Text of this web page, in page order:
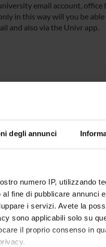
degli annunci
numero IP, utilizzando
fine di pubblicare annunci
i servizi. Avete la
sono applicabili solo su
il proprio consenso in
email account,
in this way will you be
and also via the Univr app.